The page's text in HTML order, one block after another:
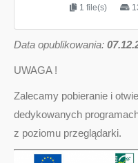
1 file(s)
Data opublikowania:
UWAGA !
Zalecamy pobieranie i
dedykowanych
z poziomu przeglądarki.